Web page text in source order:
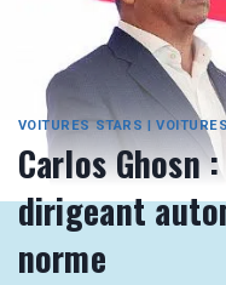
VOITURES STARS |
Carlos Ghosn
dirigeant
norme